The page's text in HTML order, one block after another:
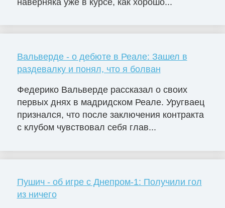
Вальверде - о дебюте в Реале: Зашел в
раздевалку и понял, что я болван
Федерико Вальверде рассказал о своих
первых днях в мадридском Реале. Уругваец
признался, что после заключения контракта
с клубом чувствовал себя глав...
Пушич - об игре с Днепром-1: Получили гол
из ничего